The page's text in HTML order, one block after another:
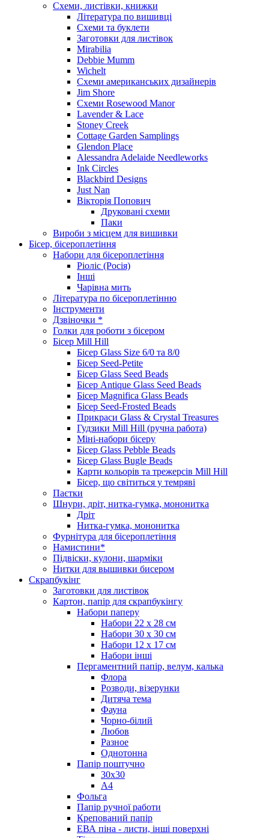
Схеми, листівки, книжки
Література по вишивці
Схеми та буклети
Заготовки для листівок
Mirabilia
Debbie Mumm
Wichelt
Схеми американських дизайнерів
Jim Shore
Cхеми Rosewood Manor
Lavender & Lace
Stoney Creek
Cottage Garden Samplings
Glendon Place
Alessandra Adelaide Needleworks
Ink Circles
Blackbird Designs
Just Nan
Вікторія Попович
Друковані схеми
Паки
Вироби з місцем для вишивки
Бісер, бісероплетіння
Набори для бісероплетіння
Ріоліс (Росія)
Інші
Чарівна мить
Література по бісероплетінню
Інструменти
Дзвіночки *
Голки для роботи з бісером
Бісер Mill Hill
Бісер Glass Size 6/0 та 8/0
Бісер Seed-Petite
Бісер Glass Seed Beads
Бісер Antique Glass Seed Beads
Бісер Magnifica Glass Beads
Бісер Seed-Frosted Beads
Прикраси Glass & Crystal Treasures
Гудзики Mill Hill (ручна работа)
Міні-набори бісеру
Бісер Glass Pebble Beads
Бісер Glass Bugle Beads
Карти кольорів та трежерсів Mill Hill
Бісер, що світиться у темряві
Паєтки
Шнури, дріт, нитка-гумка, мононитка
Дріт
Нитка-гумка, мононитка
Фурнітура для бісероплетіння
Намистини*
Підвіски, кулони, шарміки
Нитки для вышивки бисером
Скрапбукінг
Заготовки для листівок
Картон, папір для скрапбукінгу
Набори паперу
Набори 22 х 28 см
Набори 30 х 30 см
Набори 12 х 17 см
Набори інші
Пергаментний папір, велум, калька
Флора
Розводи, візерунки
Дитяча тема
Фауна
Чорно-білий
Любов
Разное
Однотонна
Папір поштучно
30х30
А4
Фольга
Папір ручної работи
Крепований папір
ЕВА піна - листи, інші поверхні